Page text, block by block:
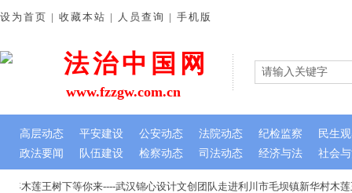
木莲王树下等你来----武汉锦心设计文创团队走进利川市毛坝镇新华村木莲
法治中国网
政法要闻 队伍建设 检察动态 司法动态 经济与法 社会
设为首页 | 收藏本站 | 人员查询 | 手机版
www.fzzgw.com.cn
高层动态 平安建设 公安动态 法院动态 纪检监察 民生